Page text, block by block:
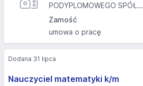
PODYPLOMOWEGO SPÓŁ...
Zamość
umowa o pracę
Nauczyciel matematyki k/m
Dodana 31 lipca